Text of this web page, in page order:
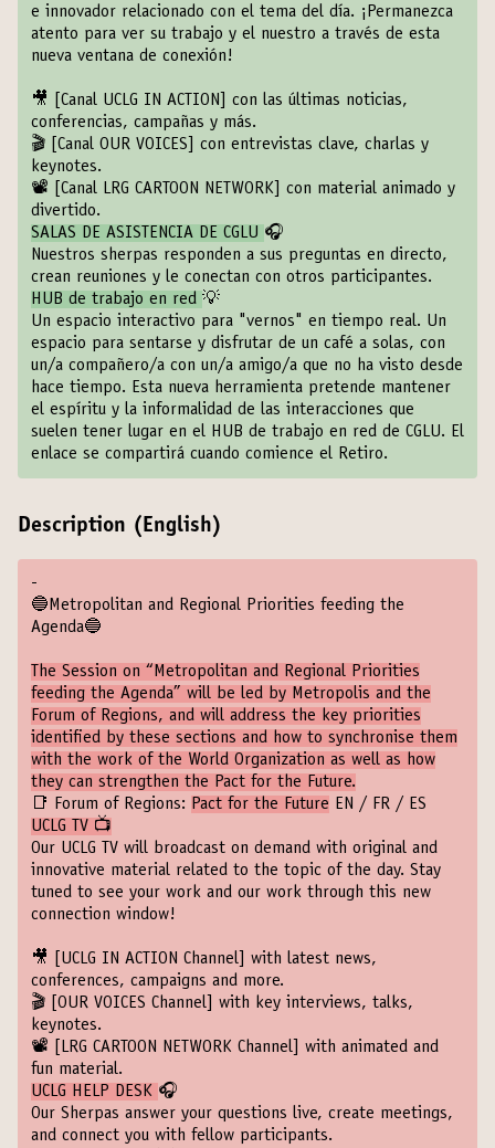
e innovador relacionado con el tema del día. ¡Permanezca
atento para ver su trabajo y el nuestro a través de esta
nueva ventana de conexión!
🎥 [Canal UCLG IN ACTION]
con las últimas noticias,
conferencias, campañas y más.
🎬
[Canal OUR VOICES]
con entrevistas clave, charlas y
keynotes.
📽️
[Canal LRG CARTOON NETWORK]
con material animado y
divertido.
SALAS DE ASISTENCIA DE CGLU 🎧
Nuestros sherpas responden a sus preguntas en directo,
crean reuniones y le conectan con otros participantes.
HUB de trabajo en red 💡
Un espacio interactivo para "vernos" en tiempo real. Un
espacio para sentarse y disfrutar de un café a solas, con
un/a compañero/a con un/a amigo/a que no ha visto desde
hace tiempo. Esta nueva herramienta pretende mantener
el espíritu y la informalidad de las interacciones que
suelen tener lugar en el HUB de trabajo en red de CGLU. El
enlace se compartirá cuando comience el Retiro.
Description (English)
-
🔵Metropolitan and Regional Priorities feeding the
Agenda🔵
The Session on “Metropolitan and Regional Priorities
feeding the Agenda” will be led by Metropolis and the
Forum of Regions, and will address the key priorities
identified by these sections and how to synchronise them
with the work of the World Organization as well as how
they can strengthen the Pact for the Future.
📑 Forum of Regions: Pact for the Future EN / FR / ES
UCLG TV 📺
Our UCLG TV will broadcast on demand with original and
innovative material related to the topic of the day. Stay
tuned to see your work and our work through this new
connection window!
🎥 [UCLG IN ACTION Channel]
with latest news,
conferences, campaigns and more.
🎬
[OUR VOICES Channel]
with key interviews, talks,
keynotes.
📽️
[LRG CARTOON NETWORK Channel] with animated and
fun material.
UCLG HELP DESK 🎧
Our Sherpas answer your questions live, create meetings,
and connect you with fellow participants.